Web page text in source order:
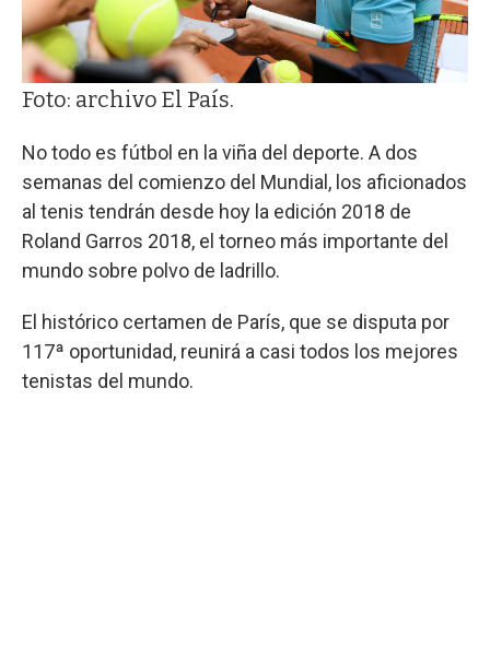
Foto: archivo El País.
No todo es fútbol en la viña del deporte. A dos
semanas del comienzo del Mundial, los aficionados
al tenis tendrán desde hoy la edición 2018 de
Roland Garros 2018, el torneo más importante del
mundo sobre polvo de ladrillo.
El histórico certamen de París, que se disputa por
117ª oportunidad, reunirá a casi todos los mejores
tenistas del mundo.